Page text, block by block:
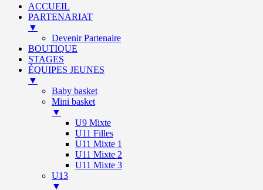
ACCUEIL
PARTENARIAT
▼
Devenir Partenaire
BOUTIQUE
STAGES
ÉQUIPES JEUNES
▼
Baby basket
Mini basket
▼
U9 Mixte
U11 Filles
U11 Mixte 1
U11 Mixte 2
U11 Mixte 3
U13
▼